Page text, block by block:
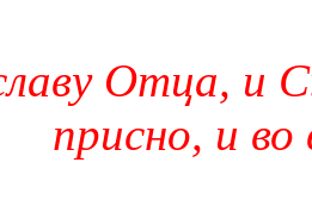
Отца, и
присно, и во